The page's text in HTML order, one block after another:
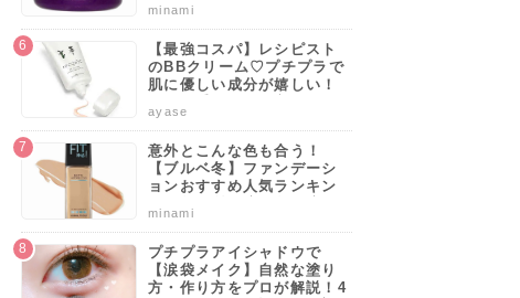
♡使い方や選び方のポイン
minami
【最強コスパ】レシピスト
のBBクリーム♡プチプラで
肌に優しい成分が嬉しい！
らカバーしよう。
ayase
意外とこんな色も合う！
【ブルベ冬】ファンデーシ
ョンおすすめ人気ランキン
ポイントも解説！
minami
プチプラアイシャドウで
【涙袋メイク】自然な塗り
方・作り方をプロが解説！4